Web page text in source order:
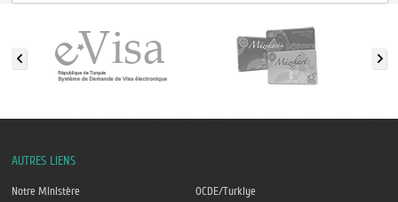
AUTRES LIENS
Notre Ministère
OCDE/Turkiye